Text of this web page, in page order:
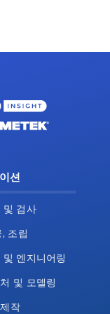
션
및 검사
조립
엔지니어링
및 모델링
작